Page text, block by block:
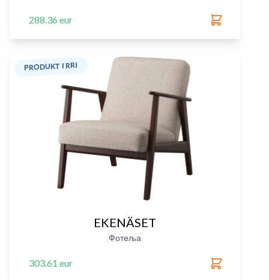
288.36 eur
PRODUKT I RRI
EKENÄSET
Фотеља
303.61 eur